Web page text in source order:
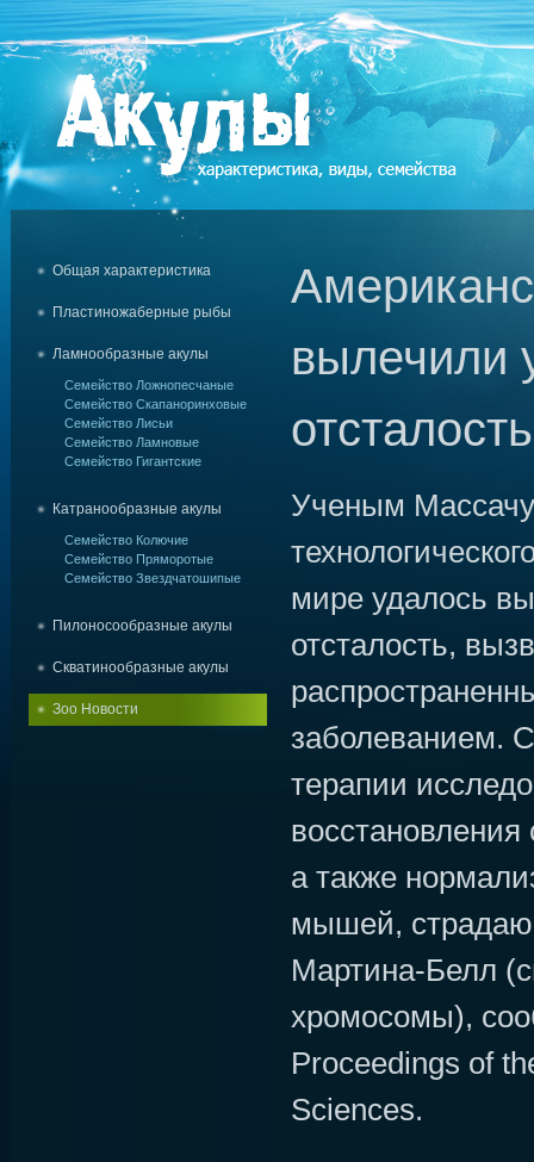
Общая характеристика
Пластиножаберные рыбы
Ламнообразные акулы
Семейство Ложнопесчаные
Семейство Скапаноринховые
Семейство Лисьи
Семейство Ламновые
Семейство Гигантские
Катранообразные акулы
Семейство Колючие
Семейство Пряморотые
Семейство Звездчатошипые
Пилоносообразные акулы
Скватинообразные акулы
Зоо Новости
вылечили
Ученым
мире удалось
отсталость,
заболеванием.
терапии
восстановления
а также
мышей,
Мартина-Белл
хромосомы),
Proceedings of
Sciences.